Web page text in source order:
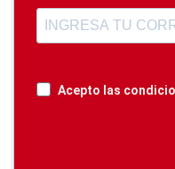
Acepto las